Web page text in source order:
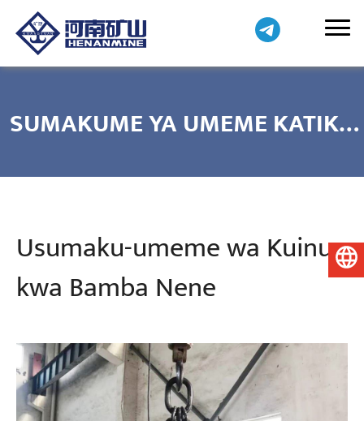
SUMAKUME YA UMEME KATIKA
Usumaku-umeme wa Kuinua
kwa Bamba Nene
Kiswahili